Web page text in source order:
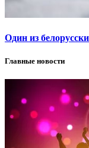
Один из
Главные новости